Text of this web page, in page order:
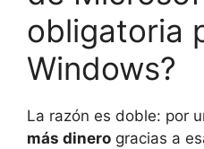
obligatoria
Windows?
La razón es doble: por
más dinero gracias a